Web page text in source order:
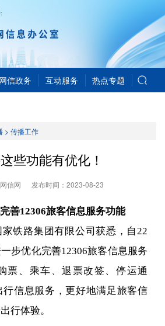
网信政务 互动服务 热点专题
> 传播工作
些功能有优化！
信网 发布时间： 2023-08-23
善12306旅客信息服务功能
铁路集团有限公司获悉，自22
步优化完善12306旅客信息服务
票、乘车、退票改签、停运通
信息服务，更好地满足旅客信
行体验。